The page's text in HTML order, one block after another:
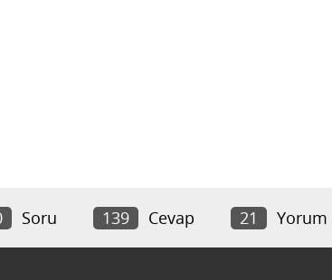
Soru 139 Cevap 21 Yorum